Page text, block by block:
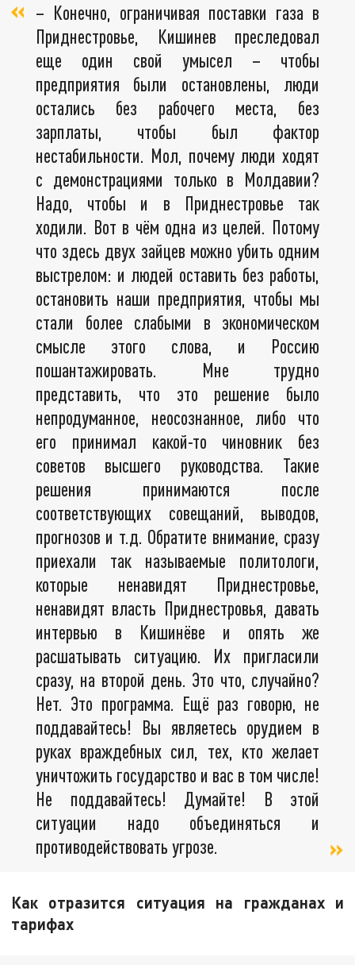
– Конечно, ограничивая поставки газа в
Приднестровье, Кишинев преследовал
еще один свой умысел – чтобы
предприятия были остановлены, люди
остались без рабочего места, без
зарплаты, чтобы был фактор
нестабильности. Мол, почему люди ходят
с демонстрациями только в Молдавии?
Надо, чтобы и в Приднестровье так
ходили. Вот в чём одна из целей. Потому
что здесь двух зайцев можно убить одним
выстрелом: и людей оставить без работы,
остановить наши предприятия, чтобы мы
стали более слабыми в экономическом
смысле этого слова, и Россию
пошантажировать. Мне трудно
представить, что это решение было
непродуманное, неосознанное, либо что
его принимал какой-то чиновник без
советов высшего руководства. Такие
решения принимаются после
соответствующих совещаний, выводов,
прогнозов и т.д. Обратите внимание, сразу
приехали так называемые политологи,
которые ненавидят Приднестровье,
ненавидят власть Приднестровья, давать
интервью в Кишинёве и опять же
расшатывать ситуацию. Их пригласили
сразу, на второй день. Это что, случайно?
Нет. Это программа. Ещё раз говорю, не
поддавайтесь! Вы являетесь орудием в
руках враждебных сил, тех, кто желает
уничтожить государство и вас в том числе!
Не поддавайтесь! Думайте! В этой
ситуации надо объединяться и
противодействовать угрозе.
Как отразится ситуация на гражданах и
тарифах